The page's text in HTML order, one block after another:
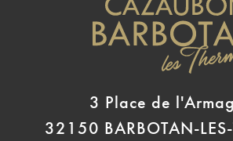
3 Place de
32150 BARBOTAN-LES-